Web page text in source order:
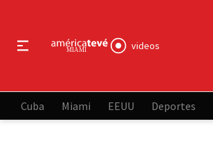
videos
Cuba Miami EEUU Deportes